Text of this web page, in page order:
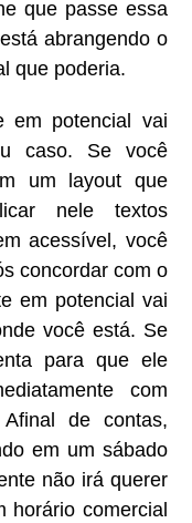
que passe essa
abrangendo o
que poderia.
em potencial vai
caso. Se você
um layout que
nele textos
acessível, você
concordar com o
em potencial vai
você está. Se
para que ele
com
de contas,
em um sábado
não irá querer
horário comercial